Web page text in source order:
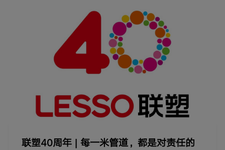
联塑40周年 | 每一米管道，都是对责任的